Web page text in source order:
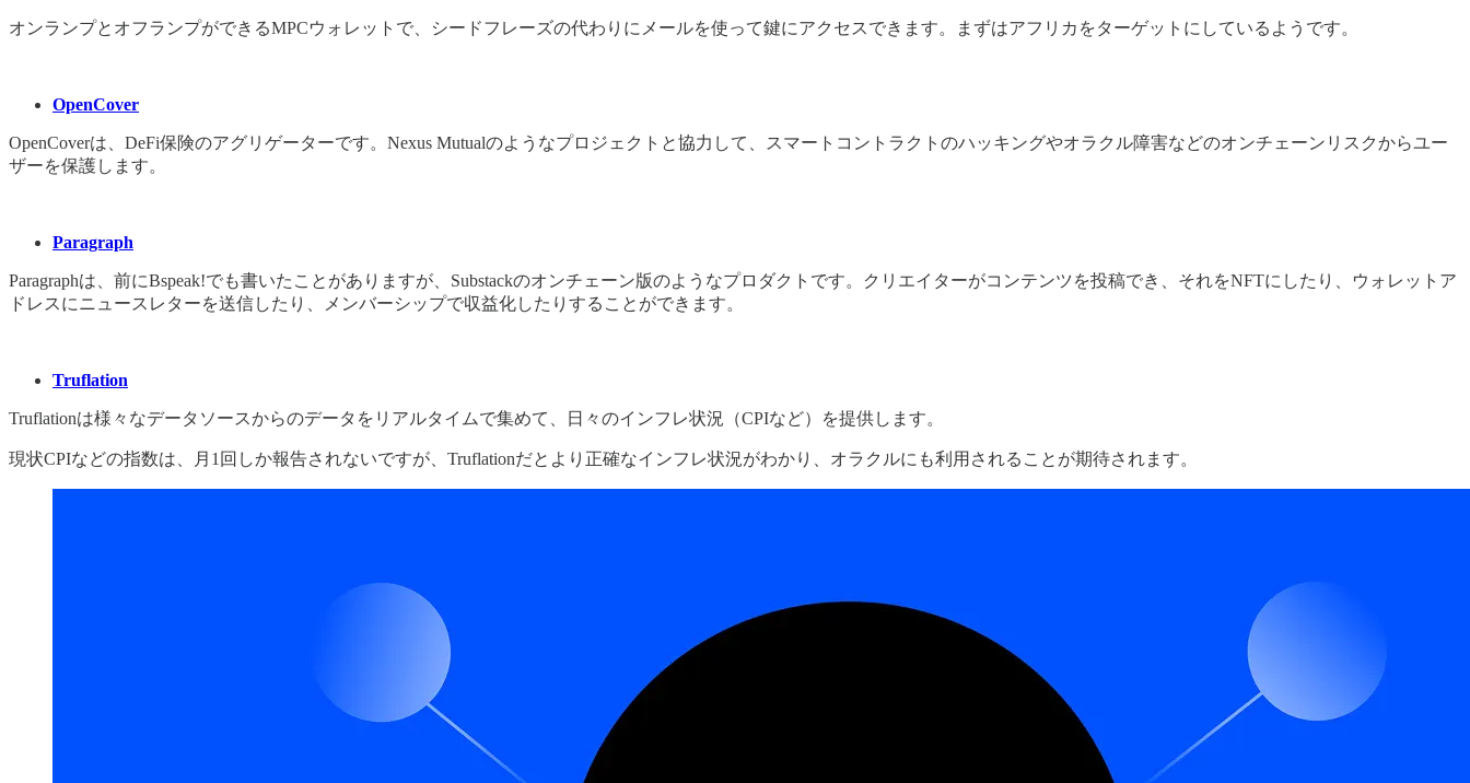
オンランプとオフランプができるMPCウォレットで、シードフレーズの代わりにメールを使って鍵にアクセスできます。まずはアフリカをターゲットにしているようです。
OpenCover
OpenCoverは、DeFi保険のアグリゲーターです。Nexus Mutualのようなプロジェクトと協力して、スマートコントラクトのハッキングやオラクル障害などのオンチェーンリスクからユー
ザーを保護します。
Paragraph
Paragraphは、前にBspeak!でも書いたことがありますが、Substackのオンチェーン版のようなプロダクトです。クリエイターがコンテンツを投稿でき、それをNFTにしたり、ウォレットア
ドレスにニュースレターを送信したり、メンバーシップで収益化したりすることができます。
Truflation
Truflationは様々なデータソースからのデータをリアルタイムで集めて、日々のインフレ状況（CPIなど）を提供します。
現状CPIなどの指数は、月1回しか報告されないですが、Truflationだとより正確なインフレ状況がわかり、オラクルにも利用されることが期待されます。